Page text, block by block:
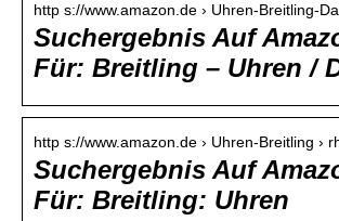
http s://www.amazon.de › Uhren-Breitling-
Suchergebnis Auf
Für: Breitling – Uhren /
http s://www.amazon.de › Uhren-Breitling ›
Suchergebnis Auf
Für: Breitling: Uhren